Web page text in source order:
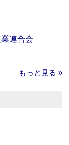
連合会
もっと見る »